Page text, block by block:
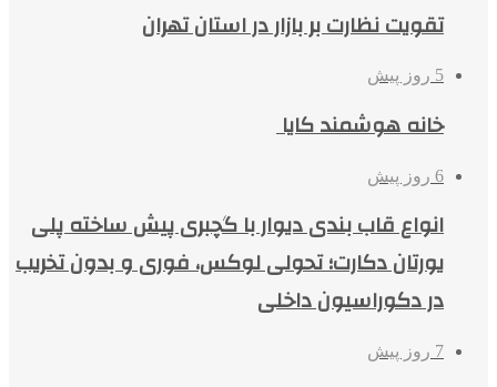
تقویت نظارت بر بازار در استان تهران
5 روز پیش
خانه هوشمند کایا
6 روز پیش
انواع قاب بندی دیوار با گچبری پیش ساخته پلی
یورتان دکارت؛ تحولی لوکس، فوری و بدون تخریب
در دکوراسیون داخلی
7 روز پیش